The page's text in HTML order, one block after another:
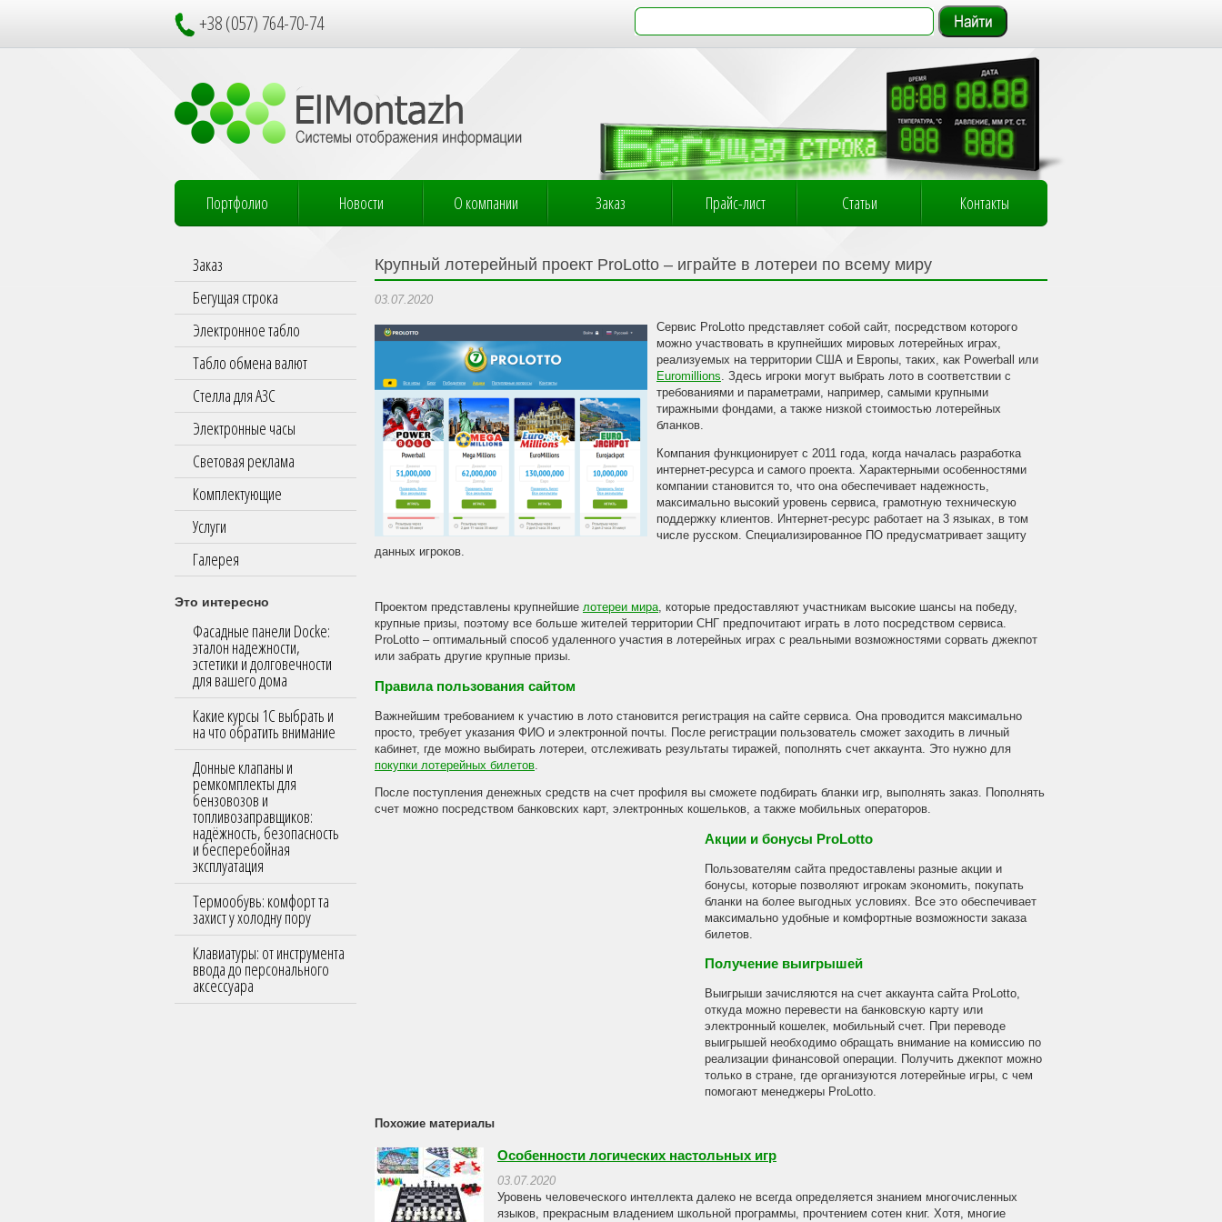
+38 (057) 764-70-74
Портфолио Новости О компании Заказ Прайс-лист Статьи Контакты
Заказ
Бегущая строка
Электронное табло
Табло обмена валют
Стелла для АЗС
Электронные часы
Световая реклама
Комплектующие
Услуги
Галерея
Это интересно
Фасадные панели Docke:
эталон надежности,
эстетики и долговечности
для вашего дома
Какие курсы 1С выбрать и
на что обратить внимание
Донные клапаны и
ремкомплекты для
бензовозов и
топливозаправщиков:
надёжность, безопасность
и бесперебойная
эксплуатация
Термообувь: комфорт та
захист у холодну пору
Клавиатуры: от инструмента
ввода до персонального
аксессуара
Крупный лотерейный проект ProLotto – играйте в лотереи по всему миру
03.07.2020
Сервис ProLotto представляет собой сайт, посредством которого
можно участвовать в крупнейших мировых лотерейных играх,
реализуемых на территории США и Европы, таких, как Powerball или
Euromillions. Здесь игроки могут выбрать лото в соответствии с
требованиями и параметрами, например, самыми крупными
тиражными фондами, а также низкой стоимостью лотерейных
бланков.
Компания функционирует с 2011 года, когда началась разработка
интернет-ресурса и самого проекта. Характерными особенностями
компании становится то, что она обеспечивает надежность,
максимально высокий уровень сервиса, грамотную техническую
поддержку клиентов. Интернет-ресурс работает на 3 языках, в том
числе русском. Специализированное ПО предусматривает защиту
данных игроков.
Проектом представлены крупнейшие лотереи мира, которые предоставляют участникам высокие шансы на победу,
крупные призы, поэтому все больше жителей территории СНГ предпочитают играть в лото посредством сервиса.
ProLotto – оптимальный способ удаленного участия в лотерейных играх с реальными возможностями сорвать джекпот
или забрать другие крупные призы.
Правила пользования сайтом
Важнейшим требованием к участию в лото становится регистрация на сайте сервиса. Она проводится максимально
просто, требует указания ФИО и электронной почты. После регистрации пользователь сможет заходить в личный
кабинет, где можно выбирать лотереи, отслеживать результаты тиражей, пополнять счет аккаунта. Это нужно для
покупки лотерейных билетов
После поступления денежных средств на счет профиля вы сможете подбирать бланки игр, выполнять заказ. Пополнять
счет можно посредством банковских карт, электронных кошельков, а также мобильных операторов.
Акции и бонусы ProLotto
Пользователям сайта предоставлены разные акции и
бонусы, которые позволяют игрокам экономить, покупать
бланки на более выгодных условиях. Все это обеспечивает
максимально удобные и комфортные возможности заказа
билетов.
Получение выигрышей
Выигрыши зачисляются на счет аккаунта сайта ProLotto,
откуда можно перевести на банковскую карту или
электронный кошелек, мобильный счет. При переводе
выигрышей необходимо обращать внимание на комиссию по
реализации финансовой операции. Получить джекпот можно
только в стране, где организуются лотерейные игры, с чем
помогают менеджеры ProLotto.
Похожие материалы
Особенности логических настольных игр
03.07.2020
Уровень человеческого интеллекта далеко не всегда определяется знанием многочисленных
языков, прекрасным владением школьной программы, прочтением сотен книг. Хотя, многие